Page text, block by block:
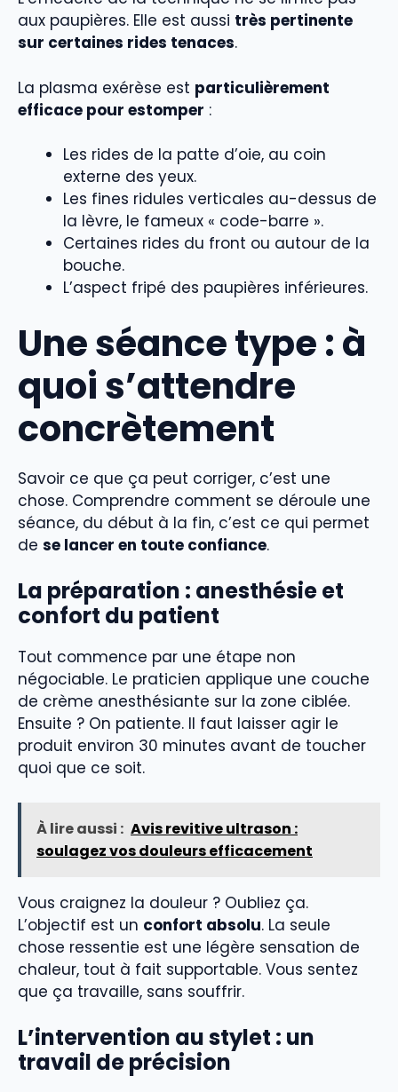
aux paupières. Elle est aussi très pertinente
sur certaines rides tenaces.
La plasma exérèse est particulièrement
efficace pour estomper :
Les rides de la patte d’oie, au coin
externe des yeux.
Les fines ridules verticales au-dessus de
la lèvre, le fameux « code-barre ».
Certaines rides du front ou autour de la
bouche.
L’aspect fripé des paupières inférieures.
Une séance type : à
quoi s’attendre
concrètement
Savoir ce que ça peut corriger, c’est une
chose. Comprendre comment se déroule une
séance, du début à la fin, c’est ce qui permet
de se lancer en toute confiance.
La préparation : anesthésie et
confort du patient
Tout commence par une étape non
négociable. Le praticien applique une couche
de crème anesthésiante sur la zone ciblée.
Ensuite ? On patiente. Il faut laisser agir le
produit environ 30 minutes avant de toucher
quoi que ce soit.
À lire aussi : Avis revitive ultrason :
soulagez vos douleurs efficacement
Vous craignez la douleur ? Oubliez ça.
L’objectif est un confort absolu. La seule
chose ressentie est une légère sensation de
chaleur, tout à fait supportable. Vous sentez
que ça travaille, sans souffrir.
L’intervention au stylet : un
travail de précision